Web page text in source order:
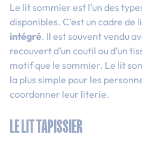
Le lit sommier est l’un des
disponibles. C’est un cadre de
intégré. Il est souvent vendu
recouvert d’un coutil ou d’un
motif que le sommier. Le lit
la plus simple pour les
coordonner leur literie.
LE LIT TAPISSIER